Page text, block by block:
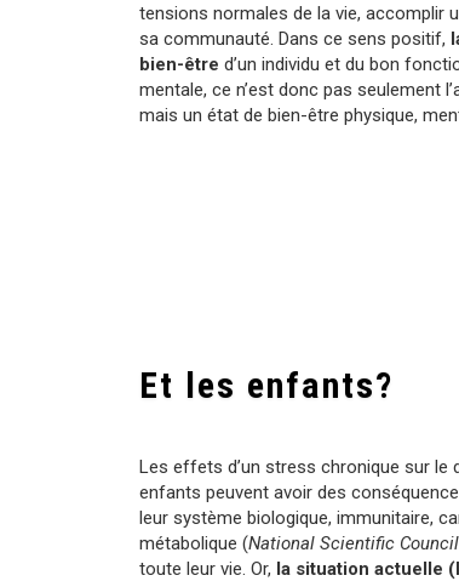
tensions normales de la vie, accomplir
sa communauté. Dans ce sens positif,
bien-être d’un individu et du bon
mentale, ce n’est donc pas seulement
mais un état de bien-être physique,
Et les enfants?
Les effets d’un stress chronique sur le
enfants peuvent avoir des
leur système biologique, immunitaire,
métabolique (National Scientific
toute leur vie. Or, la situation actuelle